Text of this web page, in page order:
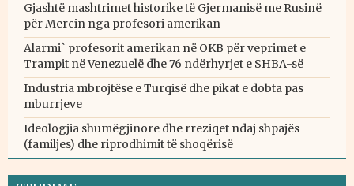
Gjashtë mashtrimet historike të Gjermanisë me Rusinë
për Mercin nga profesori amerikan
Alarmi` profesorit amerikan në OKB për veprimet e
Trampit në Venezuelë dhe 76 ndërhyrjet e SHBA-së
Industria mbrojtëse e Turqisë dhe pikat e dobta pas
mburrjeve
Ideologjia shumëgjinore dhe rreziqet ndaj shpajës
(familjes) dhe riprodhimit të shoqërisë